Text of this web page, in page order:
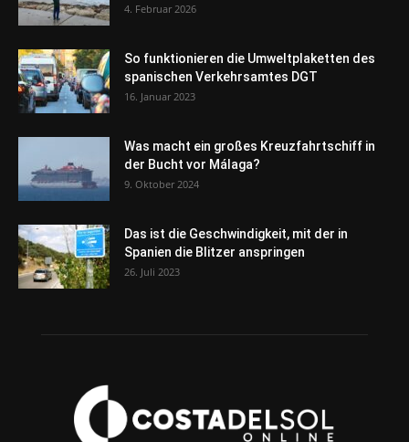
4. Februar 2026
So funktionieren die Umweltplaketten des
spanischen Verkehrsamtes DGT
16. Januar 2023
Was macht ein großes Kreuzfahrtschiff in
der Bucht vor Málaga?
9. Oktober 2024
Das ist die Geschwindigkeit, mit der in
Spanien die Blitzer anspringen
26. Juli 2023